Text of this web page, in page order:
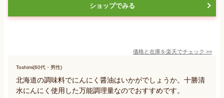
ショップでみる
価格と在庫を楽天でチェック >>
Toshimi(60代・男性)
北海道の調味料でにんにく醤油はいかがでしょうか。十勝清
水にんにく使用した万能調理量なのでおすすめです。